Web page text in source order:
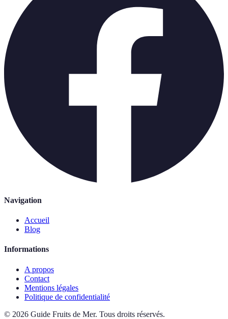
Navigation
Accueil
Blog
Informations
A propos
Contact
Mentions légales
Politique de confidentialité
© 2026 Guide Fruits de Mer. Tous droits réservés.